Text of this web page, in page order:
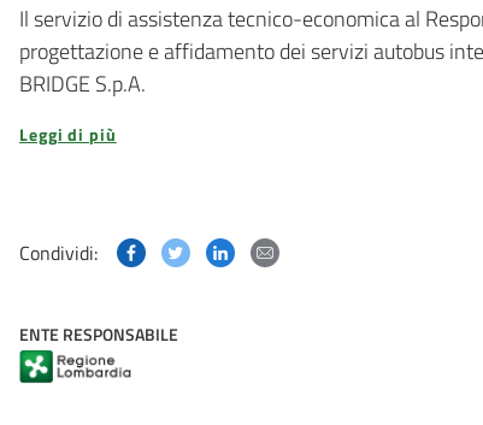
Il servizio di assistenza tecnico-economica al
progettazione e affidamento dei servizi autobus
BRIDGE S.p.A.
Leggi di più
Condividi: Condividi questa pagina su Facebook
Condividi questa pagina su Twitter
Condividi questa pagina su
ENTE RESPONSABILE